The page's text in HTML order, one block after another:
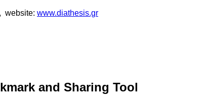
, website: www.diathesis.gr
and Sharing Tool